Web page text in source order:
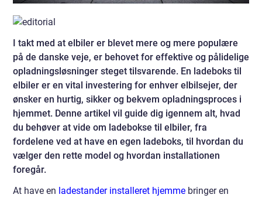
I takt med at elbiler er blevet mere og mere populære
på de danske veje, er behovet for effektive og pålidelige
opladningsløsninger steget tilsvarende. En ladeboks til
elbiler er en vital investering for enhver elbilsejer, der
ønsker en hurtig, sikker og bekvem opladningsproces i
hjemmet. Denne artikel vil guide dig igennem alt, hvad
du behøver at vide om ladebokse til elbiler, fra
fordelene ved at have en egen ladeboks, til hvordan du
vælger den rette model og hvordan installationen
foregår.
At have en ladestander installeret hjemme bringer en